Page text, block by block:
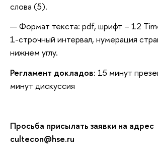
слова (5).
Формат текста: pdf, шрифт – 12
1-строчный интервал, нумерация
нижнем углу.
Регламент докладов: 15 минут
минут дискуссия
Просьба присылать заявки на адрес
cultecon@hse.ru